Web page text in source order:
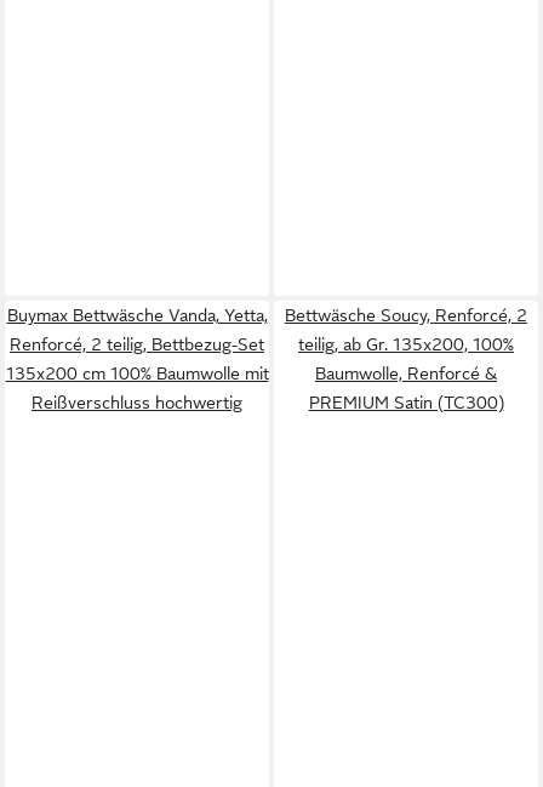
Buymax Bettwäsche Vanda, Yetta,
Renforcé, 2 teilig, Bettbezug-Set
135x200 cm 100% Baumwolle mit
Reißverschluss hochwertig
Bettwäsche Soucy, Renforcé, 2
teilig, ab Gr. 135x200, 100%
Baumwolle, Renforcé &
PREMIUM Satin (TC300)